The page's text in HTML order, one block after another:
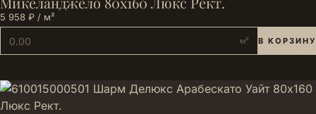
5 958 ₽ / м²
м² В КОРЗИНУ